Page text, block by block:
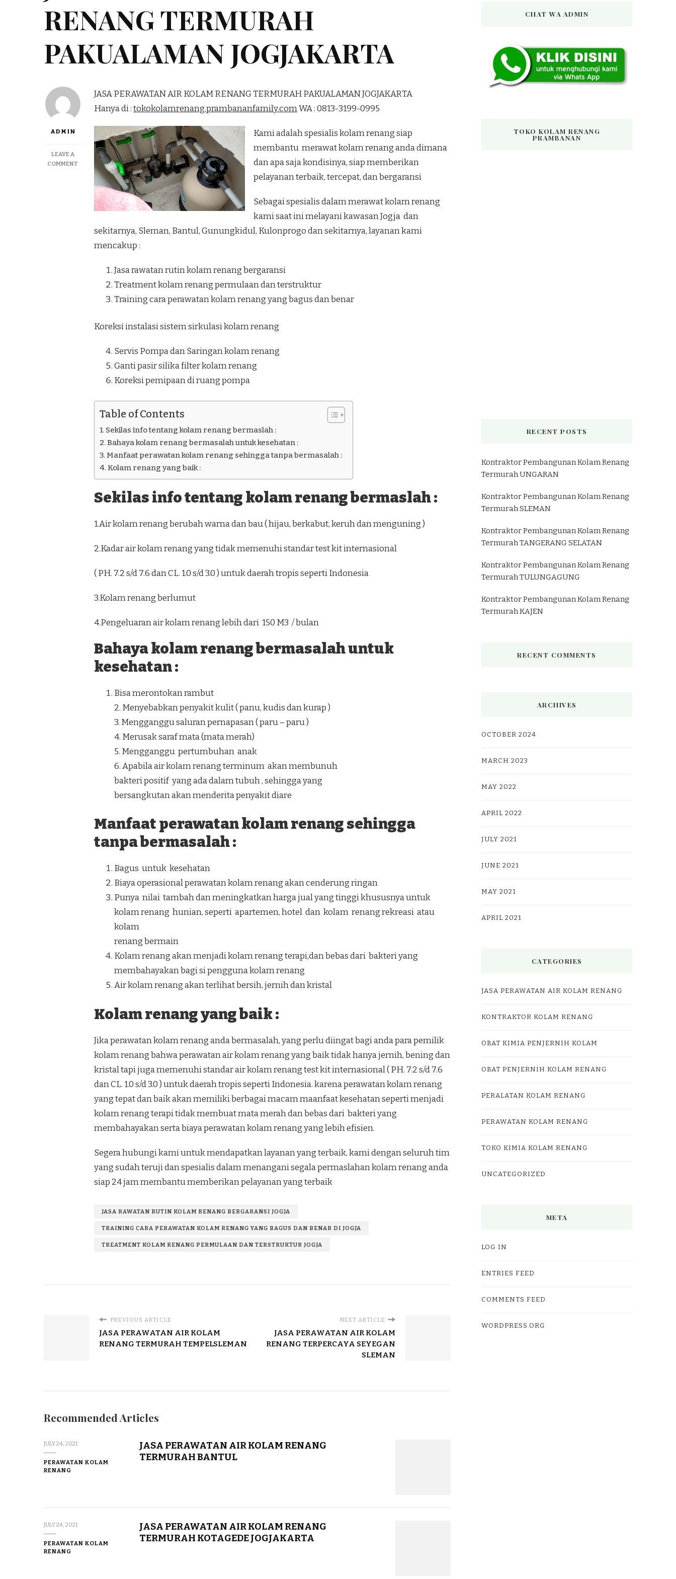
RENANG TERMURAH
PAKUALAMAN JOGJAKARTA
ADMIN
LEAVE A
COMMENT
PERAWATAN
KOLAM
RENANG
PAKUALAMAN
JASA PERAWATAN AIR KOLAM RENANG TERMURAH PAKUALAMAN JOGJAKARTA
Hanya di :tokokolamrenang.prambananfamily.comWA : 0813-3199-0995
Kami adalah spesialis kolam renang siap
membantu merawat kolam renang anda dimana
dan apa saja kondisinya, siap memberikan
pelayanan terbaik, tercepat, dan bergaransi
Sebagai spesialis dalam merawat kolam renang
kami saat ini melayani kawasan Jogja dan
sekitarnya, Sleman, Bantul, Gunungkidul, Kulonprogo dan sekitarnya, layanan kami
mencakup :
Jasa rawatan rutin kolam renang bergaransi
Treatment kolam renang permulaan dan terstruktur
Training cara perawatan kolam renang yang bagus dan benar
Koreksi instalasi sistem sirkulasi kolam renang
Servis Pompa dan Saringan kolam renang
Ganti pasir silika filter kolam renang
Koreksi pemipaan di ruang pompa
Table of Contents
Sekilas info tentang kolam renang bermaslah :
Bahaya kolam renang bermasalah untuk kesehatan :
Manfaat perawatan kolam renang sehingga tanpa bermasalah :
Kolam renang yang baik :
Sekilas info tentang kolam renang bermaslah :
1.Air kolam renang berubah warna dan bau ( hijau, berkabut, keruh dan menguning )
2.Kadar air kolam renang yang tidak memenuhi standar test kit internasional
( PH. 7.2 s/d 7.6 dan CL. 1.0 s/d 3.0 ) untuk daerah tropis seperti Indonesia
3.Kolam renang berlumut
4.Pengeluaran air kolam renang lebih dari 150 M3 / bulan
Bahaya kolam renang bermasalah untuk
kesehatan :
Bisa merontokan rambut
2. Menyebabkan penyakit kulit ( panu, kudis dan kurap )
3. Mengganggu saluran pernapasan ( paru – paru )
4. Merusak saraf mata (mata merah)
5. Mengganggu pertumbuhan anak
6. Apabila air kolam renang terminum akan membunuh
bakteri positif yang ada dalam tubuh , sehingga yang
bersangkutan akan menderita penyakit diare
Manfaat perawatan kolam renang sehingga
tanpa bermasalah :
Bagus untuk kesehatan
Biaya operasional perawatan kolam renang akan cenderung ringan
Punya nilai tambah dan meningkatkan harga jual yang tinggi khususnya untuk
kolam renang hunian, seperti apartemen, hotel dan kolam renang rekreasi atau
kolam
renang bermain
Kolam renang akan menjadi kolam renang terapi,dan bebas dari bakteri yang
membahayakan bagi si pengguna kolam renang
Air kolam renang akan terlihat bersih, jernih dan kristal
Kolam renang yang baik :
Jika perawatan kolam renang anda bermasalah, yang perlu diingat bagi anda para pemilik
kolam renang bahwa perawatan air kolam renang yang baik tidak hanya jernih, bening dan
kristal tapi juga memenuhi standar air kolam renang test kit internasional ( PH. 7.2 s/d 7.6
dan CL. 1.0 s/d 3.0 ) untuk daerah tropis seperti Indonesia. karena perawatan kolam renang
yang tepat dan baik akan memiliki berbagai macam maanfaat kesehatan seperti menjadi
kolam renang terapi tidak membuat mata merah dan bebas dari bakteri yang
membahayakan serta biaya perawatan kolam renang yang lebih efisien.
Segera hubungi kami untuk mendapatkan layanan yang terbaik, kami dengan seluruh tim
yang sudah teruji dan spesialis dalam menangani segala permaslahan kolam renang anda
siap 24 jam membantu memberikan pelayanan yang terbaik
JASA RAWATAN RUTIN KOLAM RENANG BERGARANSI JOGJA
TRAINING CARA PERAWATAN KOLAM RENANG YANG BAGUS DAN BENAR DI JOGJA
TREATMENT KOLAM RENANG PERMULAAN DAN TERSTRUKTUR JOGJA
PREVIOUS ARTICLE
JASA PERAWATAN AIR KOLAM
RENANG TERMURAH TEMPELSLEMAN
NEXT ARTICLE
JASA PERAWATAN AIR KOLAM
RENANG TERPERCAYA SEYEGAN
SLEMAN
Recommended Articles
JULY 24, 2021
PERAWATAN KOLAM
RENANG
JASA PERAWATAN AIR KOLAM RENANG
TERMURAH BANTUL
JULY 24, 2021
PERAWATAN KOLAM
RENANG
JASA PERAWATAN AIR KOLAM RENANG
TERMURAH KOTAGEDE JOGJAKARTA
CHAT WA ADMIN
TOKO KOLAM RENANG
PRAMBANAN
RECENT POSTS
Kontraktor Pembangunan Kolam Renang
Termurah UNGARAN
Kontraktor Pembangunan Kolam Renang
Termurah SLEMAN
Kontraktor Pembangunan Kolam Renang
Termurah TANGERANG SELATAN
Kontraktor Pembangunan Kolam Renang
Termurah TULUNGAGUNG
Kontraktor Pembangunan Kolam Renang
Termurah KAJEN
RECENT COMMENTS
ARCHIVES
OCTOBER 2024
MARCH 2023
MAY 2022
APRIL 2022
JULY 2021
JUNE 2021
MAY 2021
APRIL 2021
CATEGORIES
JASA PERAWATAN AIR KOLAM RENANG
KONTRAKTOR KOLAM RENANG
OBAT KIMIA PENJERNIH KOLAM
OBAT PENJERNIH KOLAM RENANG
PERALATAN KOLAM RENANG
PERAWATAN KOLAM RENANG
TOKO KIMIA KOLAM RENANG
UNCATEGORIZED
META
LOG IN
ENTRIES FEED
COMMENTS FEED
WORDPRESS.ORG